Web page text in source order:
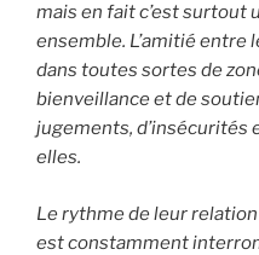
mais en fait c’est surtout
ensemble. L’amitié entre
dans toutes sortes de
bienveillance et de
jugements, d’insécurités
elles.
Le rythme de leur
est constamment